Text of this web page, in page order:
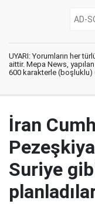
UYARI: Yorumların her
aittir. Mepa News,
600 karakterle (boşluklu)
İran
Suriye